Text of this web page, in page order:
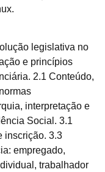
legislativa no
e princípios
2.1 Conteúdo,
interpretação e
Social. 3.1
inscrição. 3.3
empregado,
trabalhador